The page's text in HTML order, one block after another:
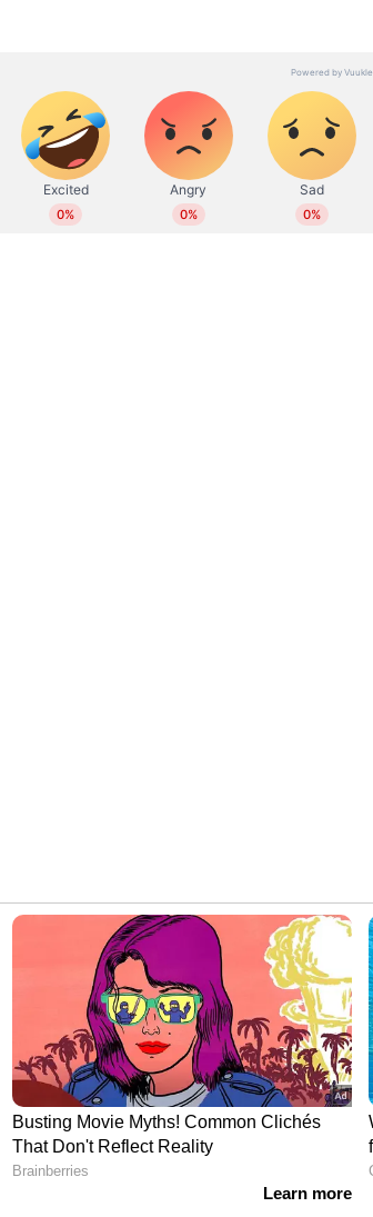
28 ന്, കൊച്ചി കോർപ്പറേഷനിലുണ്ടായ
ഡയറക്ടർ ഓഫീലെ ഉദ്യോഗസ്ഥരുടെ
31 ശനിയാഴ്ച വൈകിട്ട് അഞ്ച് മണി
പകരം രാത്രി 12 മണിക്കാണ് ബന്ധപ്പെട്ട
പി.എസ്.സി ക്ക് ഇമെയിൽ
പിന്നിട്ടപ്പോഴും. ഇതോടെ
നിഷയുടെ ജോലി സ്വപ്നം
ജോലിയും കിട്ടി.
എഴുതാൻ നിഷയ്ക്ക് കഴിയില്ല.